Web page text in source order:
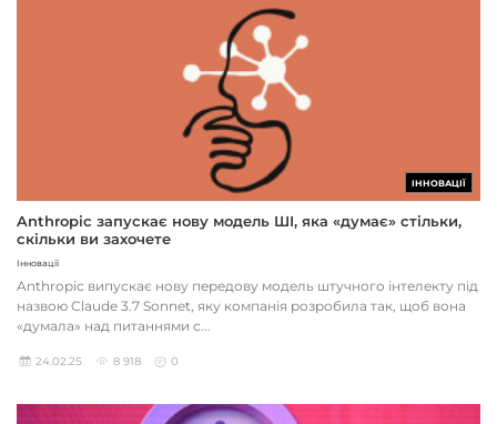
ІННОВАЦІЇ
Anthropic запускає нову модель ШІ, яка «думає» стільки,
скільки ви захочете
Інновації
Anthropic випускає нову передову модель штучного інтелекту під
назвою Claude 3.7 Sonnet, яку компанія розробила так, щоб вона
«думала» над питаннями с...
24.02.25 8 918 0